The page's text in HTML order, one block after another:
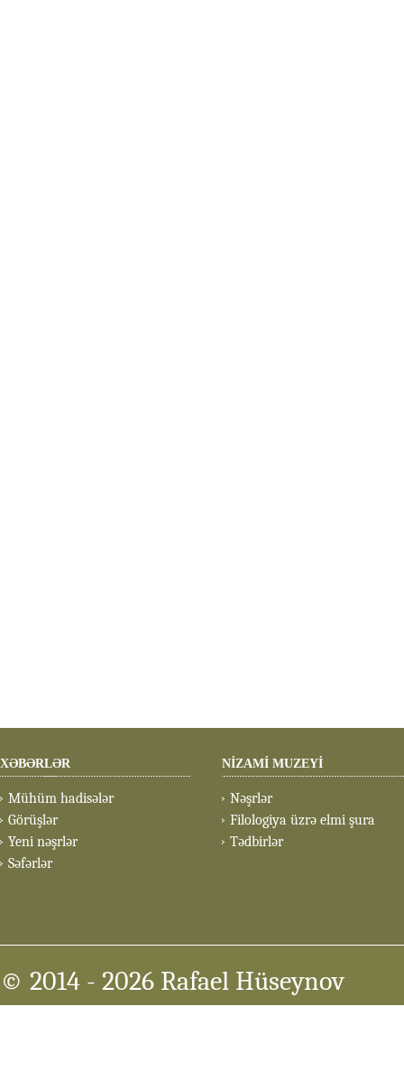
XƏBƏRLƏR
Mühüm hadisələr
Görüşlər
Yeni nəşrlər
Səfərlər
NİZAMİ MUZEYİ
Nəşrlər
Filologiya üzrə elmi şura
Tədbirlər
© 2014 - 2026 Rafael Hüseynov